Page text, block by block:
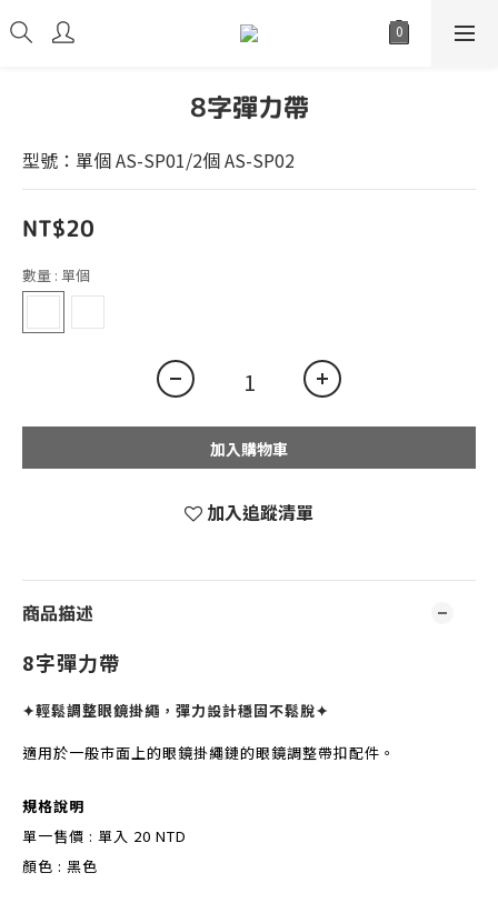
8字彈力帶
型號：單個 AS-SP01/2個 AS-SP02
NT$20
數量 : 單個
加入購物車
加入追蹤清單
商品描述
8字彈力帶
✦輕鬆調整眼鏡掛繩，彈力設計穩固不鬆脫✦
適用於一般市面上的眼鏡掛繩鏈的眼鏡調整帶扣配件。
規格說明
單一售價 : 單入 20 NTD
顏色 : 黑色